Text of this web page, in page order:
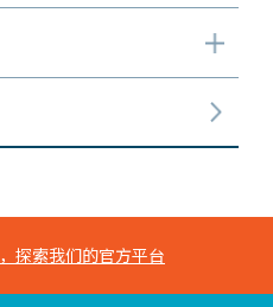
，探索我们的官方平台